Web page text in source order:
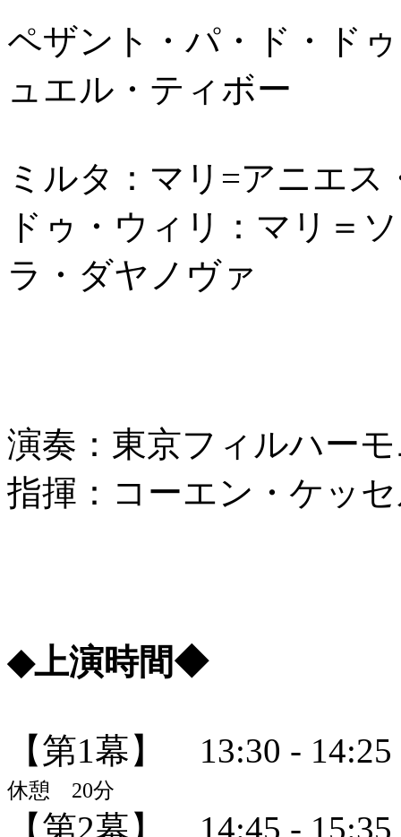
ペザント・パ・ド・ド
ュエル・ティボー
ミルタ：マリ=アニエス
ドゥ・ウィリ：マリ＝
ラ・ダヤノヴァ
演奏：東京フィルハー
指揮：コーエン・ケッ
◆上演時間◆
【第1幕】 13:30 - 14:25
休憩 20分
【第2幕】 14:45 - 15:35